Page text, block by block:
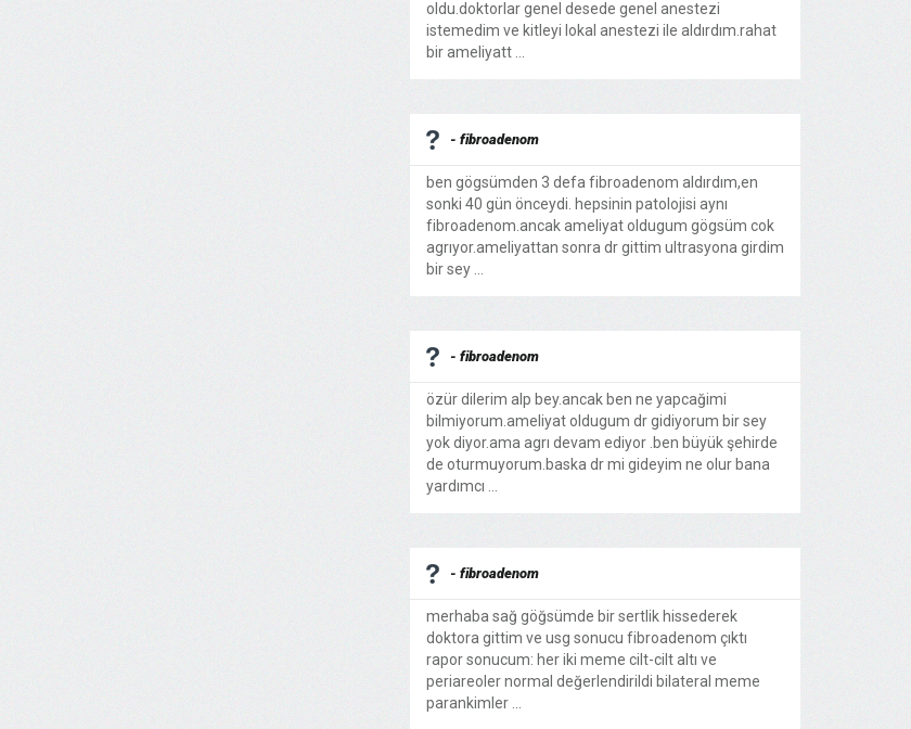
oldu.doktorlar genel desede genel anestezi
istemedim ve kitleyi lokal anestezi ile aldırdım.rahat
bir ameliyatt ...
- fibroadenom
ben gögsümden 3 defa fibroadenom aldırdım,en
sonki 40 gün önceydi. hepsinin patolojisi aynı
fibroadenom.ancak ameliyat oldugum gögsüm cok
agrıyor.ameliyattan sonra dr gittim ultrasyona girdim
bir sey ...
- fibroadenom
özür dilerim alp bey.ancak ben ne yapcağimi
bilmiyorum.ameliyat oldugum dr gidiyorum bir sey
yok diyor.ama agrı devam ediyor .ben büyük şehirde
de oturmuyorum.baska dr mi gideyim ne olur bana
yardımcı ...
- fibroadenom
merhaba sağ göğsümde bir sertlik hissederek
doktora gittim ve usg sonucu fibroadenom çıktı
rapor sonucum: her iki meme cilt-cilt altı ve
periareoler normal değerlendirildi bilateral meme
parankimler ...